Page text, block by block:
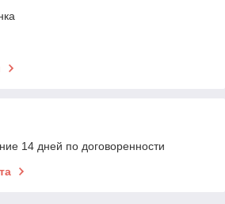
14 дней по договоренности